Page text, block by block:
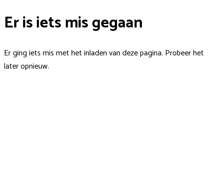
Er is iets mis gegaan
Er ging iets mis met het inladen van deze pagina. Probeer het
later opnieuw.